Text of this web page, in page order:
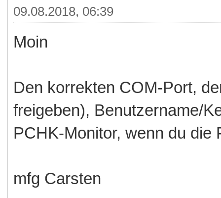
09.08.2018, 06:39
Moin
Den korrekten COM-Port,
freigeben), Benutzername/
PCHK-Monitor, wenn du die
mfg Carsten